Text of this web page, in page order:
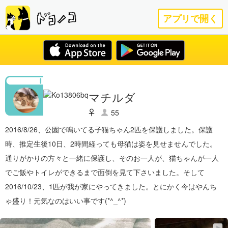
アプリで開く
マチルダ
55
2016/8/26、公園で鳴いてる子猫ちゃん2匹を保護しました。保護
時、推定生後10日、2時間経っても母猫は姿を見せませんでした。
通りがかりの方々と一緒に保護し、そのお一人が、猫ちゃんが一人
でご飯やトイレができるまで面倒を見て下さいました。そして
2016/10/23、1匹が我が家にやってきました。とにかく今はやんち
ゃ盛り！元気なのはいい事です(*^_^*)